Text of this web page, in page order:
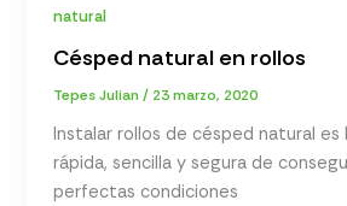
natural
Césped natural en rollos
Tepes Julian/ 23 marzo, 2020
Instalar rollos de césped natural es
rápida, sencilla y segura de
perfectas condiciones